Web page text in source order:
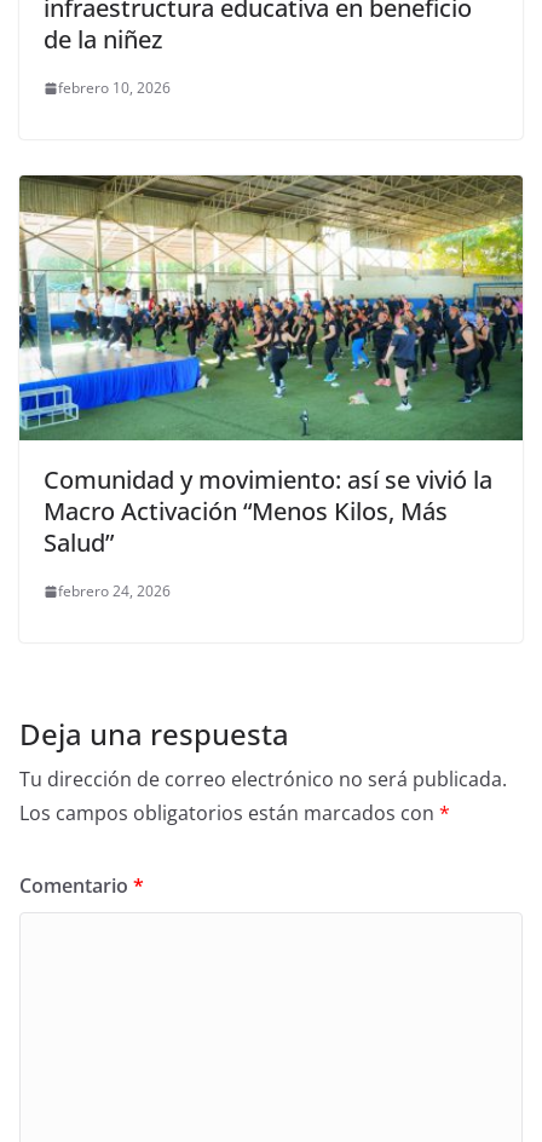
infraestructura educativa en beneficio
de la niñez
febrero 10, 2026
Comunidad y movimiento: así se vivió la
Macro Activación “Menos Kilos, Más
Salud”
febrero 24, 2026
Deja una respuesta
Tu dirección de correo electrónico no será publicada.
Los campos obligatorios están marcados con *
Comentario *